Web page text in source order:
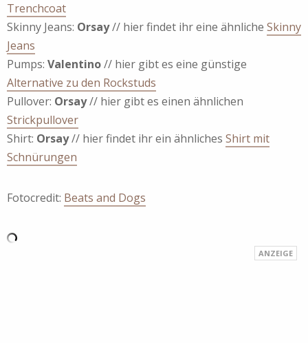
Trenchcoat
Skinny Jeans: Orsay// hier findet ihr eine ähnliche Skinny
Jeans
Pumps: Valentino// hier gibt es eine günstige
Alternative zu den Rockstuds
Pullover: Orsay// hier gibt es einen ähnlichen
Strickpullover
Shirt: Orsay// hier findet ihr ein ähnliches Shirt mit
Schnürungen
Fotocredit: Beats and Dogs